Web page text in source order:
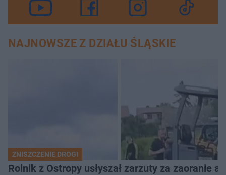
NAJNOWSZE Z DZIAŁU ŚLĄSKIE
ZNISZCZENIE DROGI
Rolnik z Ostropy usłyszał zarzuty za zaoranie